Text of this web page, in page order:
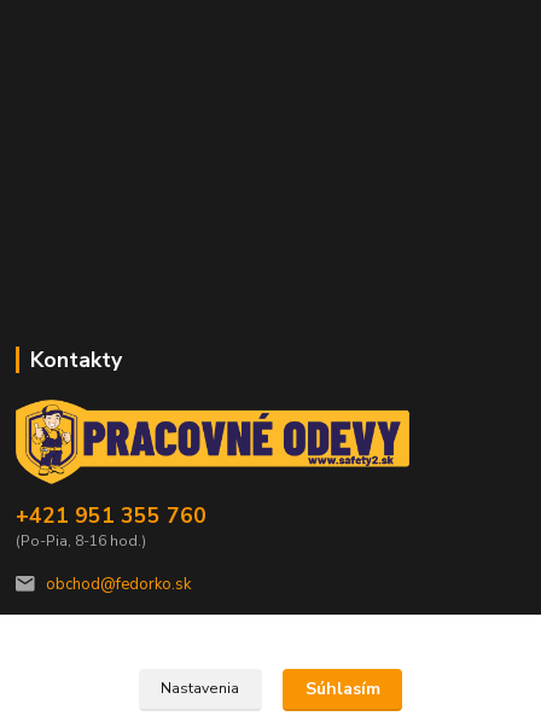
Kontakty
+421 951 355 760
(Po-Pia, 8-16 hod.)
obchod@fedorko.sk
Nastavenia Súhlasím